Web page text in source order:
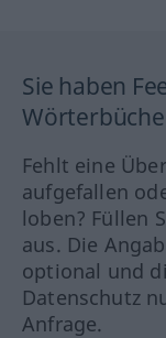
Sie haben
Fehlt eine
aufgefallen
loben? Füllen
aus. Die
optional und
Datenschutz
Anfrage.